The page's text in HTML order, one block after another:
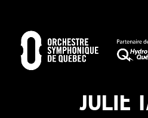
JULIE